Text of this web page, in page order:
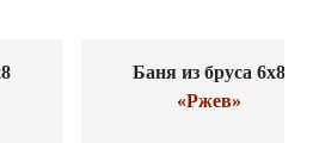
Баня из бруса 6x8
«Ржев»